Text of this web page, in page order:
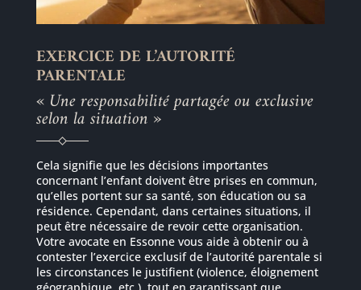
EXERCICE DE L’AUTORITÉ
PARENTALE
« Une responsabilité partagée ou exclusive
selon la situation »
Cela signifie que les décisions importantes
concernant l’enfant doivent être prises en commun,
qu’elles portent sur sa santé, son éducation ou sa
résidence. Cependant, dans certaines situations, il
peut être nécessaire de revoir cette organisation.
Votre avocate en Essonne vous aide à obtenir ou à
contester l’exercice exclusif de l’autorité parentale si
les circonstances le justifient (violence, éloignement